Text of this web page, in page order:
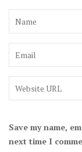
Save my name,
next time I